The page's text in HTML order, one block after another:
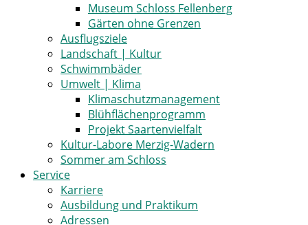
Museum Schloss Fellenberg
Gärten ohne Grenzen
Ausflugsziele
Landschaft | Kultur
Schwimmbäder
Umwelt | Klima
Klimaschutzmanagement
Blühflächenprogramm
Projekt Saartenvielfalt
Kultur-Labore Merzig-Wadern
Sommer am Schloss
Service
Karriere
Ausbildung und Praktikum
Adressen